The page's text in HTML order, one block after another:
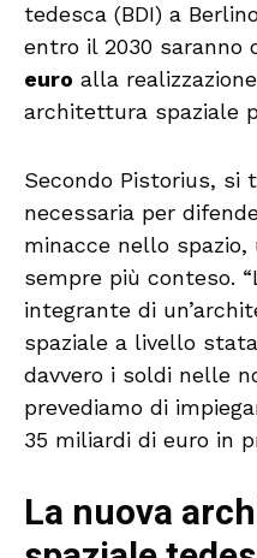
tedesca (BDI) a
entro il 2030 saranno
euro alla
architettura spaziale
Secondo Pistorius,
necessaria per
minacce nello
sempre più conteso.
integrante di
spaziale a livello
davvero i soldi nelle
prevediamo di
35 miliardi di euro in
La nuova